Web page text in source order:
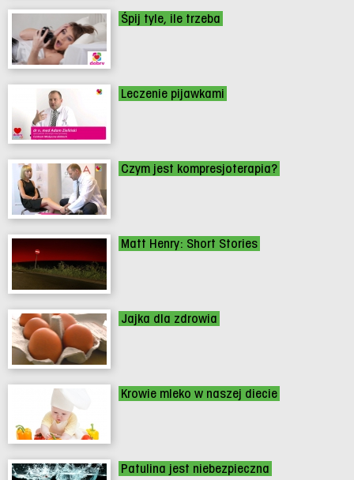
Śpij tyle, ile trzeba
Leczenie pijawkami
Czym jest kompresjoterapia?
Matt Henry: Short Stories
Jajka dla zdrowia
Krowie mleko w naszej diecie
Patulina jest niebezpieczna